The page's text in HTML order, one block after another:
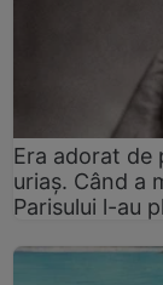
Era adorat de
uriaș. Când a
Parisului l-au